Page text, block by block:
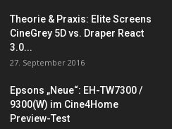
Theorie & Praxis: Elite Screens
CineGrey 5D vs. Draper React
3.0...
27. September 2016
Epsons „Neue“: EH-TW7300 /
9300(W) im Cine4Home
Preview-Test